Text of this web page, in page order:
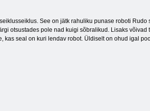
See on jätk rahuliku punase roboti
otsustades pole nad kuigi sõbralikud. Lisaks
kas seal on kuri lendav robot. Üldiselt on ohud igal